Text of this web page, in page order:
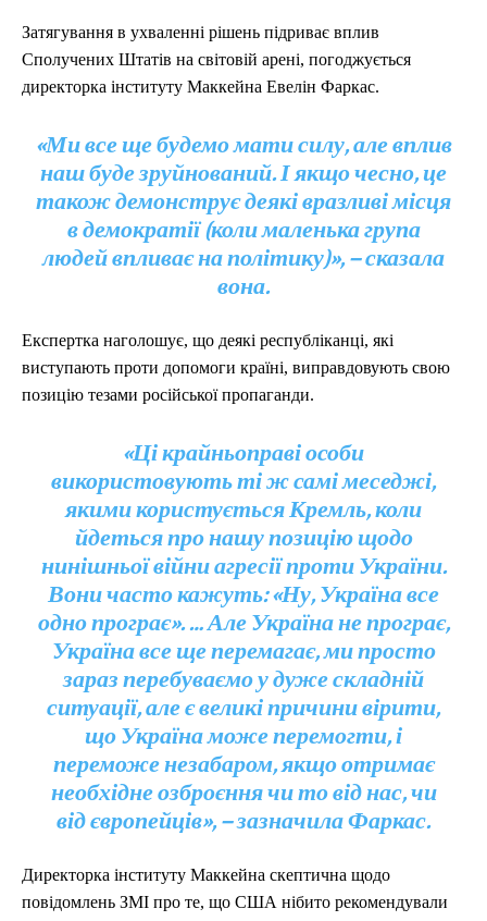
Затягування в ухваленні рішень підриває вплив
Сполучених Штатів на світовій арені, погоджується
директорка інституту Маккейна Евелін Фаркас.
«Ми все ще будемо мати силу, але вплив
наш буде зруйнований. І якщо чесно, це
також демонструє деякі вразливі місця
в демократії (коли маленька група
людей впливає на політику)», – сказала
вона.
Експертка наголошує, що деякі республіканці, які
виступають проти допомоги країні, виправдовують свою
позицію тезами російської пропаганди.
«Ці крайньоправі особи
використовують ті ж самі меседжі,
якими користується Кремль, коли
йдеться про нашу позицію щодо
нинішньої війни агресії проти України.
Вони часто кажуть: «Ну, Україна все
одно програє». … Але Україна не програє,
Україна все ще перемагає, ми просто
зараз перебуваємо у дуже складній
ситуації, але є великі причини вірити,
що Україна може перемогти, і
переможе незабаром, якщо отримає
необхідне озброєння чи то від нас, чи
від європейців», – зазначила Фаркас.
Директорка інституту Маккейна скептична щодо
повідомлень ЗМІ про те, що США нібито рекомендували